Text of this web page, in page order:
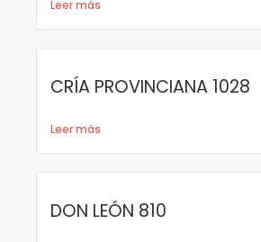
Leer más
CRÍA PROVINCIANA 1028
Leer más
DON LEÓN 810